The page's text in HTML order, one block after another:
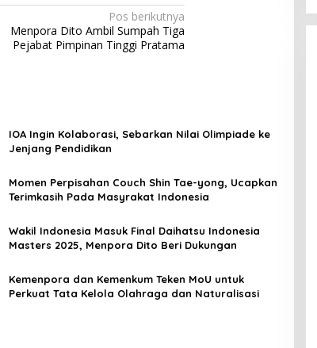
Pos berikutnya
Menpora Dito Ambil Sumpah Tiga
Pejabat Pimpinan Tinggi Pratama
IOA Ingin Kolaborasi, Sebarkan Nilai Olimpiade ke
Jenjang Pendidikan
Momen Perpisahan Couch Shin Tae-yong, Ucapkan
Terimkasih Pada Masyrakat Indonesia
Wakil Indonesia Masuk Final Daihatsu Indonesia
Masters 2025, Menpora Dito Beri Dukungan
Kemenpora dan Kemenkum Teken MoU untuk
Perkuat Tata Kelola Olahraga dan Naturalisasi